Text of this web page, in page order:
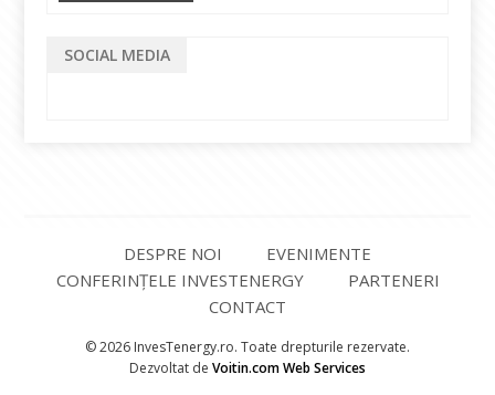
SOCIAL MEDIA
DESPRE NOI
EVENIMENTE
CONFERINȚELE INVESTENERGY
PARTENERI
CONTACT
© 2026 InvesTenergy.ro. Toate drepturile rezervate.
Dezvoltat de Voitin.com Web Services